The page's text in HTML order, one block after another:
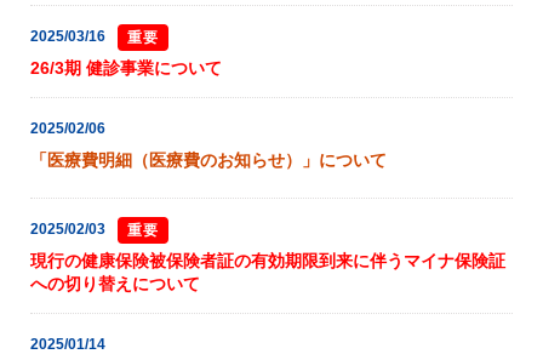
2025/03/16 重要
26/3期 健診事業について
2025/02/06
「医療費明細（医療費のお知らせ）」について
2025/02/03 重要
現行の健康保険被保険者証の有効期限到来に伴うマイナ保険証
への切り替えについて
2025/01/14